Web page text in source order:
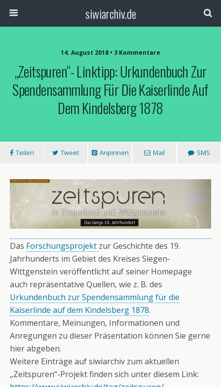
siwiarchiv.de
14. August 2018 • 3 Kommentare
„Zeitspuren“- Linktipp: Urkundenbuch Zur
Spendensammlung Für Die Kaiserlinde Auf
Dem Kindelsberg 1878
Teilen Tweet Anpinnen Mail SMS
Das Forschungsprojekt zur Geschichte des 19.
Jahrhunderts im Gebiet des Kreises Siegen-
Wittgenstein veröffentlicht auf seiner Homepage
auch repräsentative Quellen, wie z. B. des
Urkundenbuch zur Spendensammlung für die
Kaiserlinde auf dem Kindelsberg 1878.
Kommentare, Meinungen, Informationen und
Anregungen zu dieser Präsentation können Sie gerne
hier abgeben.
Weitere Einträge auf siwiarchiv zum aktuellen
„Zeitspuren“-Projekt finden sich unter diesem Link: